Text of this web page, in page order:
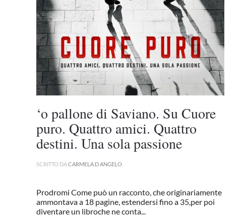
‘o pallone di Saviano. Su Cuore
puro. Quattro amici. Quattro
destini. Una sola passione
SCRITTO DACARMELA D ANGELO
Prodromi Come può un racconto, che originariamente
ammontava a 18 pagine, estendersi fino a 35,per poi
diventare un libroche ne conta...